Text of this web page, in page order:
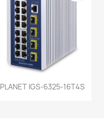
PLANET IGS-6325-16T4S